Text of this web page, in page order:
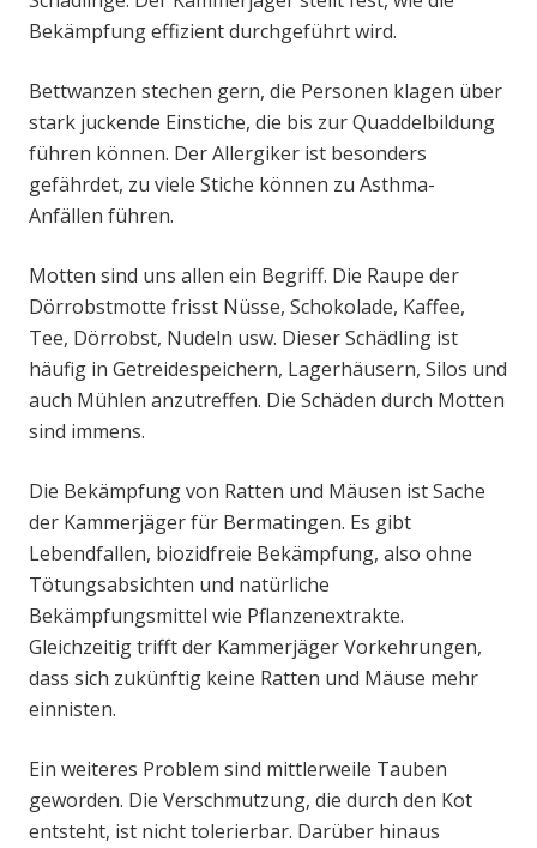
Bekämpfung effizient durchgeführt wird.
Bettwanzen stechen gern, die Personen klagen über
stark juckende Einstiche, die bis zur Quaddelbildung
führen können. Der Allergiker ist besonders
gefährdet, zu viele Stiche können zu Asthma-
Anfällen führen.
Motten sind uns allen ein Begriff. Die Raupe der
Dörrobstmotte frisst Nüsse, Schokolade, Kaffee,
Tee, Dörrobst, Nudeln usw. Dieser Schädling ist
häufig in Getreidespeichern, Lagerhäusern, Silos und
auch Mühlen anzutreffen. Die Schäden durch Motten
sind immens.
Die Bekämpfung von Ratten und Mäusen ist Sache
der Kammerjäger für Bermatingen. Es gibt
Lebendfallen, biozidfreie Bekämpfung, also ohne
Tötungsabsichten und natürliche
Bekämpfungsmittel wie Pflanzenextrakte.
Gleichzeitig trifft der Kammerjäger Vorkehrungen,
dass sich zukünftig keine Ratten und Mäuse mehr
einnisten.
Ein weiteres Problem sind mittlerweile Tauben
geworden. Die Verschmutzung, die durch den Kot
entsteht, ist nicht tolerierbar. Darüber hinaus